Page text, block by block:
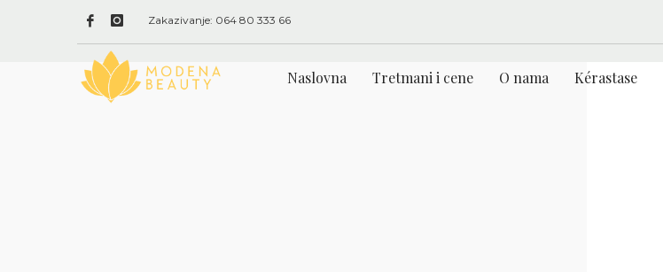
Zakazivanje: 064 80 333 66
Naslovna Tretmani i cene O nama Kérastase